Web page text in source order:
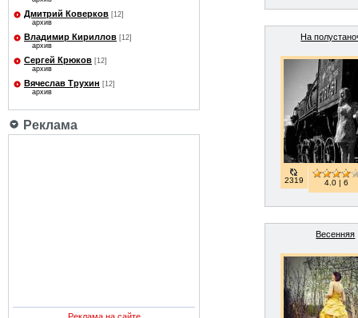
Дмитрий Коверков [12]
архив
Владимир Кириллов [12]
архив
Сергей Крюков [12]
архив
Вячеслав Трухин [12]
архив
Реклама
На
2319 4.0 | 6
Весенняя